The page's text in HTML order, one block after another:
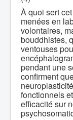
À quoi sert
menées en
volontaires,
bouddhistes,
ventouses
pendant une
confirment
fonctionnels
efficacité sur